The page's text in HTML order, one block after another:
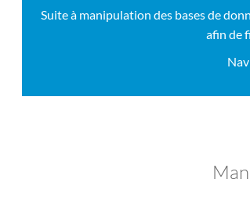
Suite à manipulation des bases de
afin de